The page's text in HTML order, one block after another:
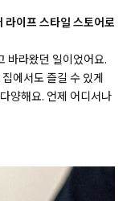
라이프 스타일 스토어로
바라왔던 일이었어요.
에서도 즐길 수 있게
양해요. 언제 어디서나